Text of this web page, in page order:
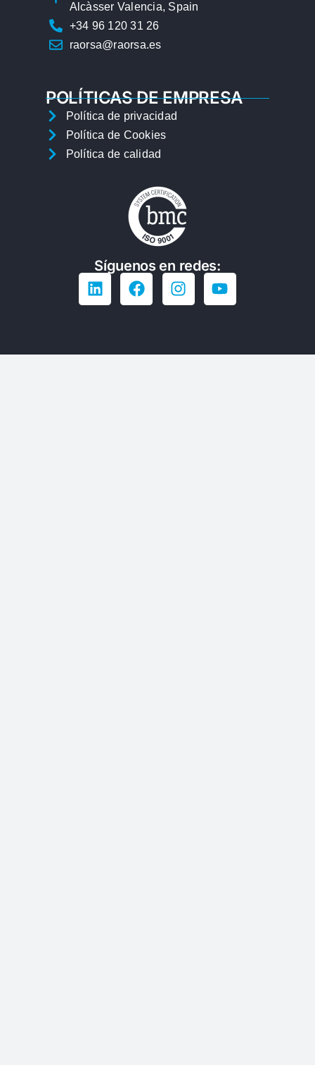
Alcàsser Valencia, Spain
+34 96 120 31 26
raorsa@raorsa.es
POLÍTICAS DE EMPRESA
Política de privacidad
Política de Cookies
Política de calidad
Síguenos en redes: